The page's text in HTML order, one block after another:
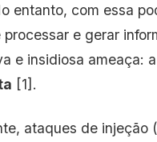
entanto, com essa
e gerar
e insidiosa ameaça: a
[1].
ataques de injeção